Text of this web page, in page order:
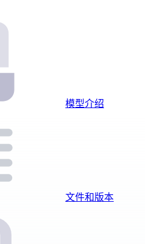
模型介绍
文件和版本